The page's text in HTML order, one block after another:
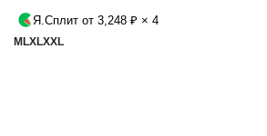
Я.Сплит от 3,248 ₽ × 4
M LXLXXL